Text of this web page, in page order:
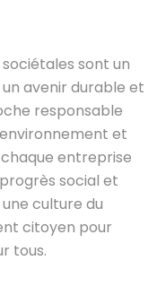
sont un
avenir durable et
responsable
et
entreprise
social et
culture du
citoyen pour
tous.